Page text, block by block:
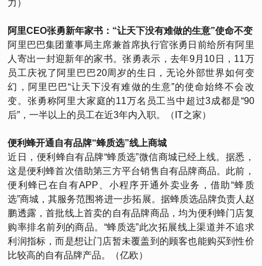
力）
阿里CEO张勇新年家书：“让天下没有难做的生意”使命不变
阿里巴巴集团董事局主席兼首席执行官张勇日前给所有阿里
人寄出一封迎新年的家书。张勇表示，去年9月10日，11万
员工庆祝了阿里巴巴20周岁的生日，无论外部世界如何变
幻，阿里巴巴“让天下没有难做的生意”的使命始终不会改
变。张勇称阿里大家庭的11万名员工当中超过3成都是“90
后”，一半以上的员工在近3年内入职。（IT之家）
便利蜂开通自有品牌“蜂质选”线上商城
近日，便利蜂自有品牌“蜂质选”微信商城已经上线。据悉，
这是便利蜂首次借助第三方平台销售自有品牌商品。此前，
便利蜂已在自有APP、小程序开通外卖业务，借助“蜂质
选”商城，其服务范围将进一步拓展。据蜂质选品牌负责人赵
鹏透露，首批线上首卖的自有品牌商品，均为便利蜂门店复
购率排名前列的商品。“蜂质选”此次拓展线上渠道并不追求
利润指标，而是想让门店暂未覆盖到的顾客也能购买到性价
比较高的自有品牌产品。（亿欧）